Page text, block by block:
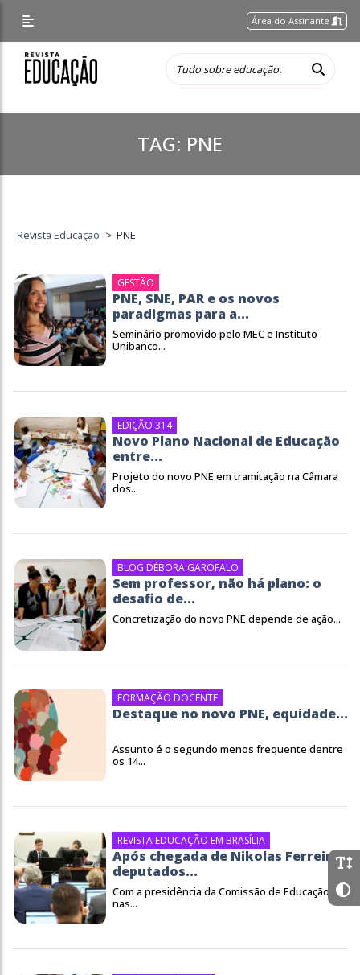
Área do Assinante
TAG: PNE
Revista Educação > PNE
GESTÃO
PNE, SNE, PAR e os novos
paradigmas para a...
Seminário promovido pelo MEC e Instituto
Unibanco...
EDIÇÃO 314
Novo Plano Nacional de Educação
entre...
Projeto do novo PNE em tramitação na Câmara
dos...
BLOG DÉBORA GAROFALO
Sem professor, não há plano: o
desafio de...
Concretização do novo PNE depende de ação...
FORMAÇÃO DOCENTE
Destaque no novo PNE, equidade...
Assunto é o segundo menos frequente dentre
os 14...
REVISTA EDUCAÇÃO EM BRASÍLIA
Após chegada de Nikolas Ferreira,
deputados...
Com a presidência da Comissão de Educação
nas...